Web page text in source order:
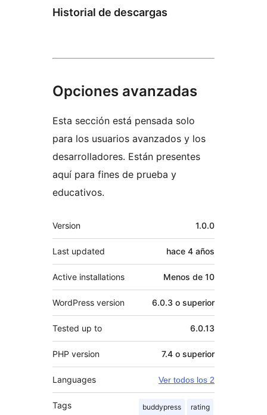
Historial de descargas
Opciones avanzadas
Esta sección está pensada solo
para los usuarios avanzados y los
desarrolladores. Están presentes
aquí para fines de prueba y
educativos.
Meta
Version 1.0.0
Last updated hace 4 años
Active installations Menos de 10
WordPress version 6.0.3 o superior
Tested up to 6.0.13
PHP version 7.4 o superior
Languages Ver todos los 2
Tags buddypress rating